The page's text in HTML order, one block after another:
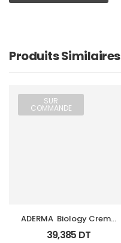
Produits Similaires
SUR
COMMANDE
ADERMA  Biology Creme
Legere Hyd Tb 0Ml
39,385 DT